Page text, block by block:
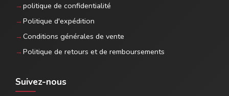
politique de confidentialité
Politique d'expédition
Conditions générales de vente
Politique de retours et de remboursements
Suivez-nous